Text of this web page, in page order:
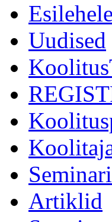
Esilehele
Uudised
Artiklid